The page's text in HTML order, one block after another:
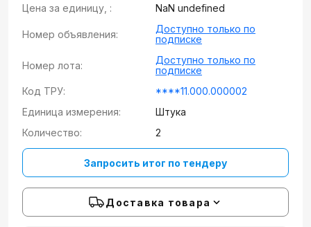
Цена за единицу, : NaN undefined
Номер объявления:
Доступно только по
подписке
Номер лота:
Доступно только по
подписке
Код ТРУ:
****11.000.000002
Единица измерения:
Штука
Количество:
2
Запросить итог по тендеру
Доставка товара